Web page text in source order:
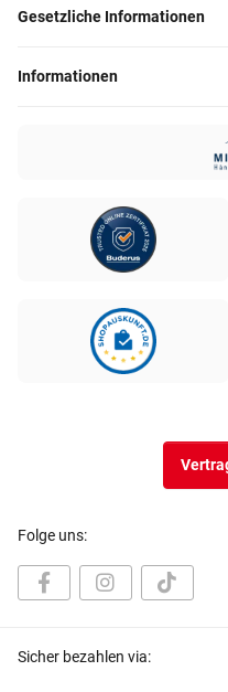
Gesetzliche Informationen
Informationen
Folge uns:
Sicher bezahlen via: